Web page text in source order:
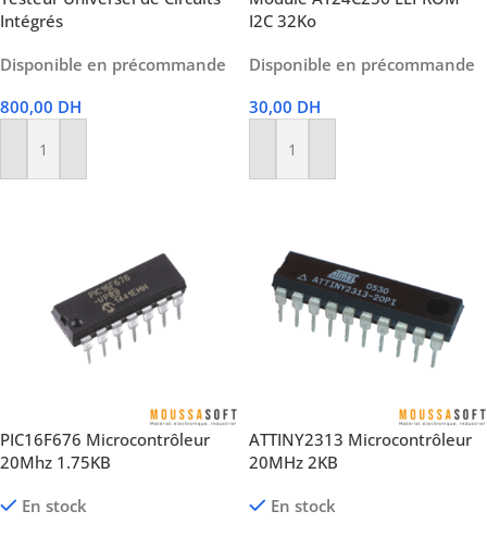
Intégrés
Disponible en précommande
800,00 DH
Ajouter Au Panier
I2C 32Ko
Disponible en précommande
30,00 DH
Ajouter Au Panier
PIC16F676 Microcontrôleur
20Mhz 1.75KB
En stock
ATTINY2313 Microcontrôleur
20MHz 2KB
En stock